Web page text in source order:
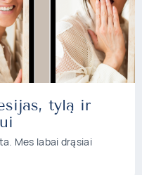
tylą ir
Mes labai drąsiai